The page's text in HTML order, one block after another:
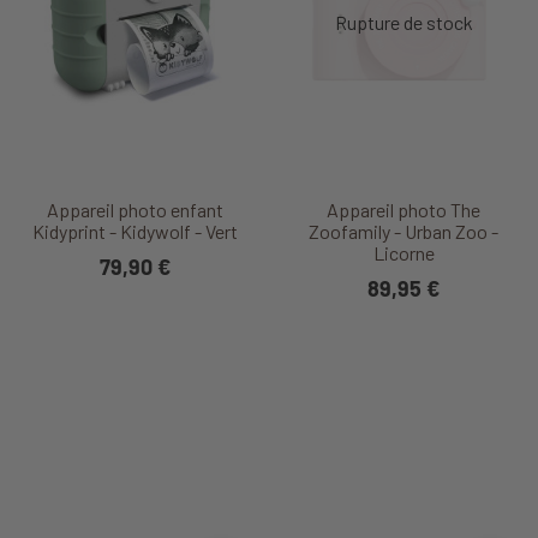
Appareil photo enfant
Kidyprint - Kidywolf - Vert
79,90 €
Appareil photo The
Zoofamily - Urban Zoo -
Licorne
89,95 €